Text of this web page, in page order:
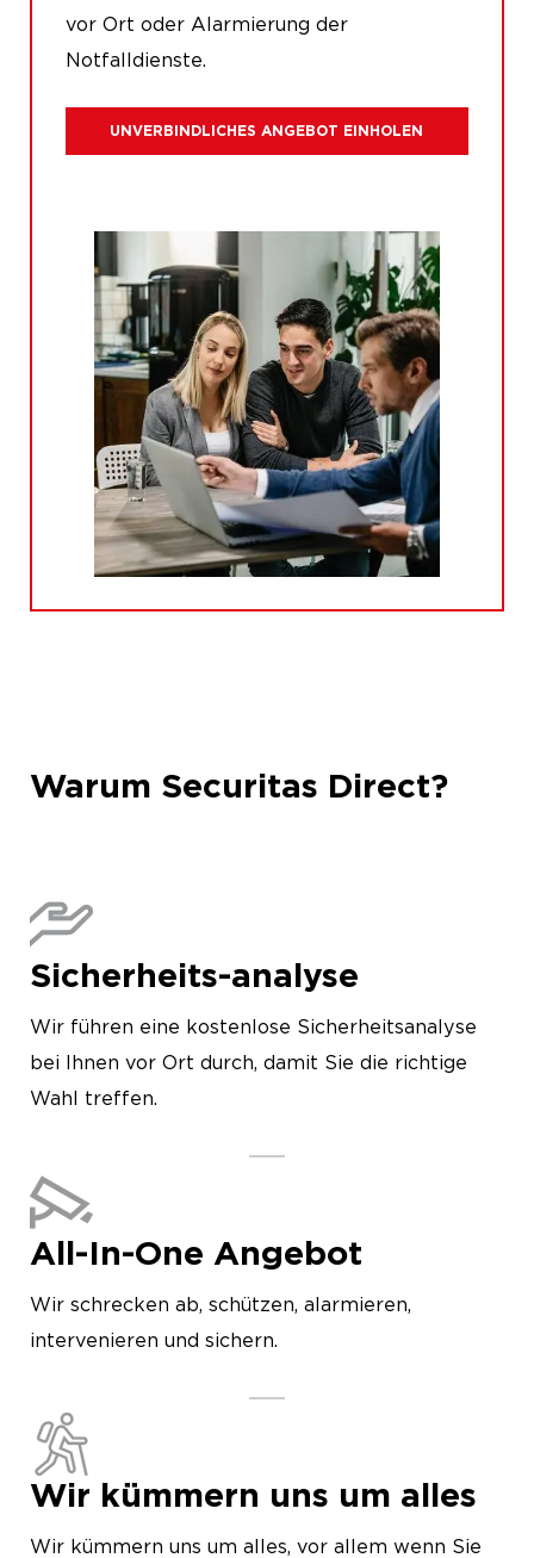
vor Ort oder Alarmierung der
Notfalldienste.
UNVERBINDLICHES ANGEBOT EINHOLEN
Warum Securitas Direct?
Sicherheits-analyse
Wir führen eine kostenlose Sicherheitsanalyse
bei Ihnen vor Ort durch, damit Sie die richtige
Wahl treffen.
All-In-One Angebot
Wir schrecken ab, schützen, alarmieren,
intervenieren und sichern.
Wir kümmern uns um alles
Wir kümmern uns um alles, vor allem wenn Sie